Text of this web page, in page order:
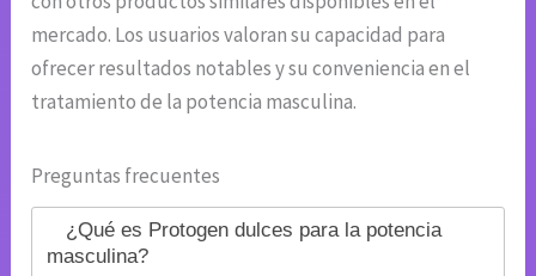
mercado. Los usuarios valoran su capacidad para
ofrecer resultados notables y su conveniencia en el
tratamiento de la potencia masculina.
Preguntas frecuentes
¿Qué es Protogen dulces para la potencia
masculina?